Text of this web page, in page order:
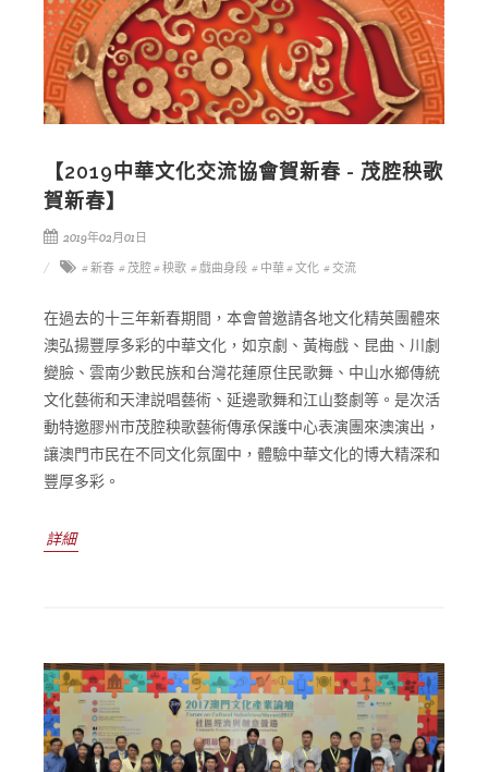
【2019中華文化交流協會賀新春 - 茂腔秧歌
賀新春】
2019年02月01日
# 新春 # 茂腔# 秧歌 # 戲曲身段 # 中華# 文化 # 交流
在過去的十三年新春期間，本會曾邀請各地文化精英團體來
澳弘揚豐厚多彩的中華文化，如京劇、黃梅戲、昆曲、川劇
變臉、雲南少數民族和台灣花蓮原住民歌舞、中山水鄉傳統
文化藝術和天津説唱藝術、延邊歌舞和江山婺劇等。是次活
動特邀膠州市茂腔秧歌藝術傳承保護中心表演團來澳演出，
讓澳門市民在不同文化氛圍中，體驗中華文化的博大精深和
豐厚多彩。
詳細